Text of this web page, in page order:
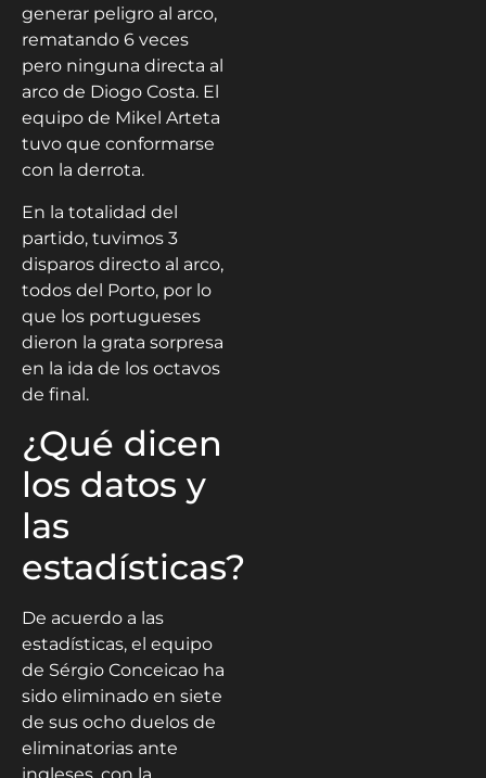
generar peligro al arco,
rematando 6 veces
pero ninguna directa al
arco de Diogo Costa. El
equipo de Mikel Arteta
tuvo que conformarse
con la derrota.
En la totalidad del
partido, tuvimos 3
disparos directo al arco,
todos del Porto, por lo
que los portugueses
dieron la grata sorpresa
en la ida de los octavos
de final.
¿Qué dicen
los datos y
las
estadísticas?
De acuerdo a las
estadísticas, el equipo
de Sérgio Conceicao ha
sido eliminado en siete
de sus ocho duelos de
eliminatorias ante